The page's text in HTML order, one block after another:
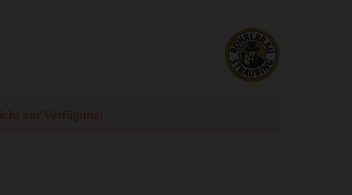
zur Verfügung!